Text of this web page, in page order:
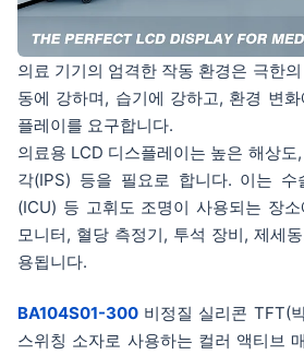
의료 기기의 엄격한 작동 환경은 극한
동에 강하며, 습기에 강하고, 환경 변
플레이를 요구합니다.
의료용 LCD 디스플레이는 높은 해상
각(IPS) 등을 필요로 합니다. 이는 수
(ICU) 등 고휘도 조명이 사용되는 장
모니터, 혈당 측정기, 투석 장비, 제세
용됩니다.
BA104S01-300 비정질 실리콘 TFT(
스위칭 소자로 사용하는 컬러 액티브